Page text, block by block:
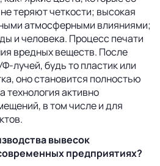
теряют четкости; высокая
атмосферными влияниями;
и человека. Процесс печати
вредных веществ. После
лучей, будь то пластик или
оно становится полностью
технология активно
в том числе и для
вывесок
предприятиях?